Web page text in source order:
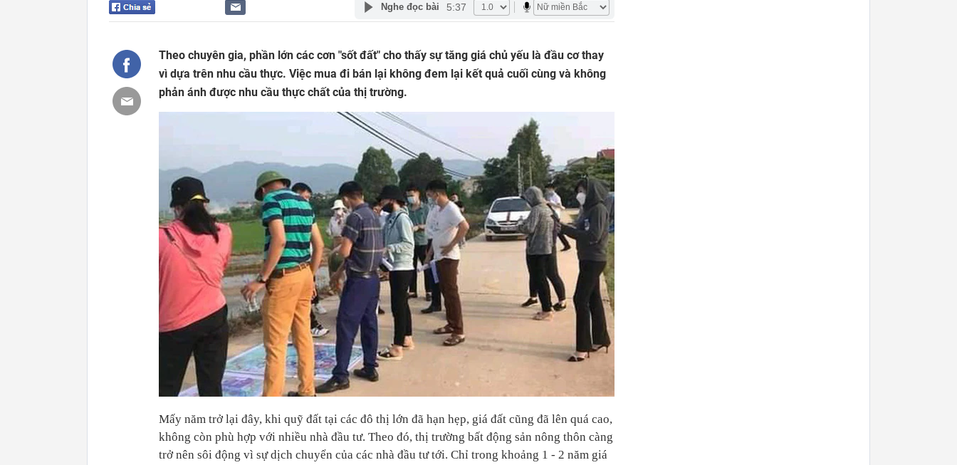
Nghe đọc bài 5:37
Theo chuyên gia, phần lớn các cơn "sốt đất" cho thấy sự tăng giá chủ yếu là đầu cơ thay
vì dựa trên nhu cầu thực. Việc mua đi bán lại không đem lại kết quả cuối cùng và không
phản ánh được nhu cầu thực chất của thị trường.
Mấy năm trở lại đây, khi quỹ đất tại các đô thị lớn đã hạn hẹp, giá đất cũng đã lên quá cao,
không còn phù hợp với nhiều nhà đầu tư. Theo đó, thị trường bất động sản nông thôn càng
trở nên sôi động vì sự dịch chuyển của các nhà đầu tư tới. Chỉ trong khoảng 1 - 2 năm giá